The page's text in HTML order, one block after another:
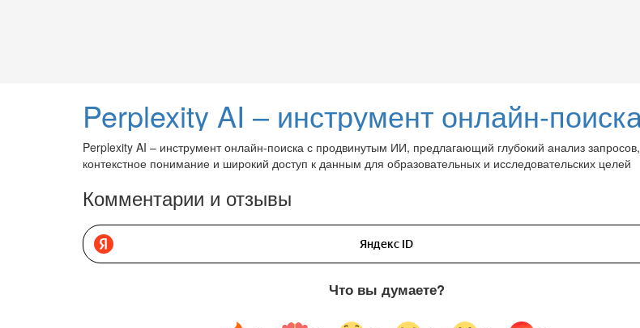
Perplexity AI – инструмент онлайн-поиска с продвинутым ИИ, предлагающий глубокий анализ запросов,
контекстное понимание и широкий доступ к данным для образовательных и исследовательских целей
Комментарии и отзывы